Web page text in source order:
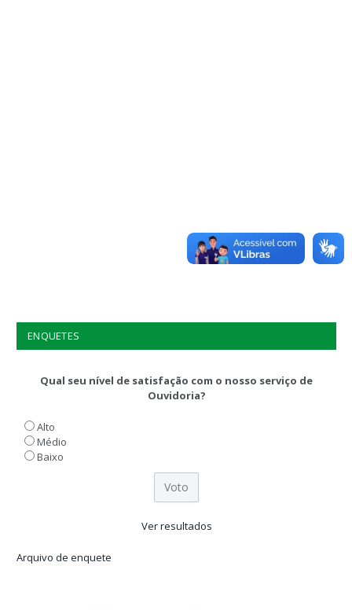
ENQUETES
Qual seu nível de satisfação com o nosso serviço de
Ouvidoria?
Alto
Médio
Baixo
Ver resultados
Arquivo de enquete